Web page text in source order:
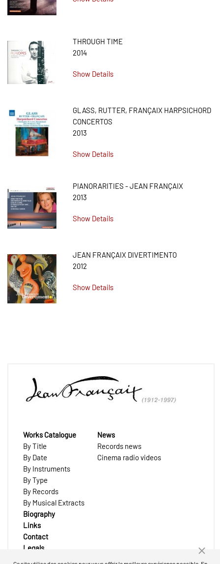
THROUGH TIME
2014
Show Details
GLASS, RUTTER, FRANÇAIX HARPSICHORD
CONCERTOS
2013
Show Details
PIANORARITIES - JEAN FRANÇAIX
2013
Show Details
JEAN FRANÇAIX DIVERTIMENTO
2012
Show Details
Works Catalogue
By Title
By Date
By Instruments
By Type
By Records
By Musical Extracts
News
Records news
Cinema radio videos
Biography
Links
Contact
Legals